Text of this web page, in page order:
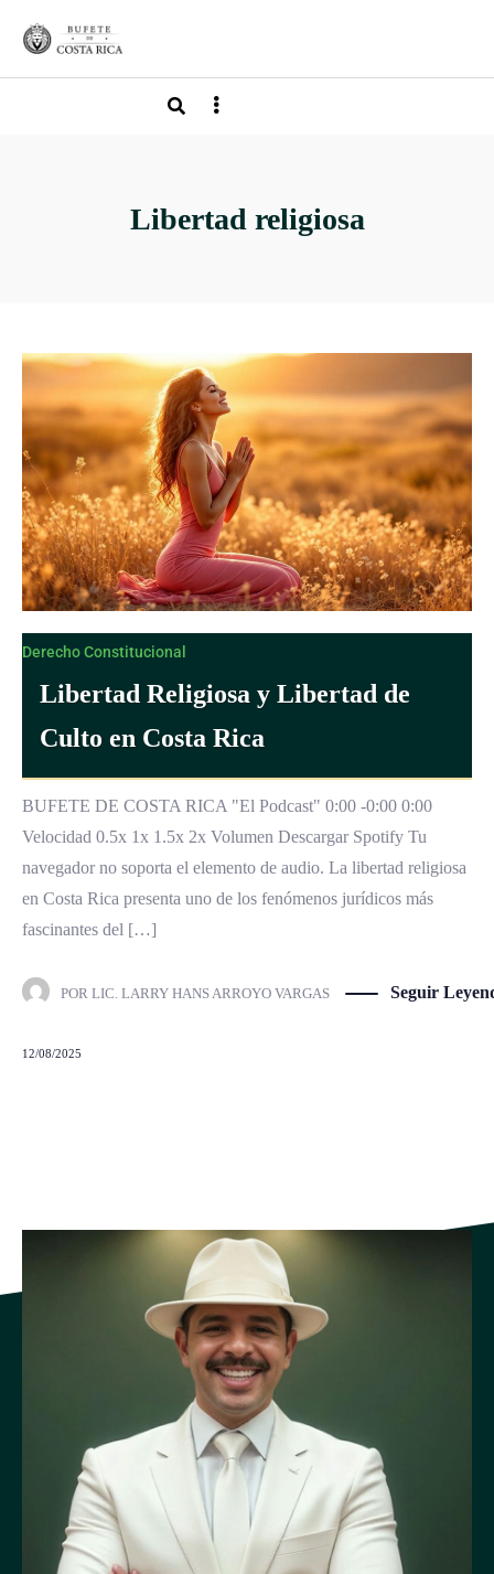
Libertad religiosa
Derecho Constitucional
Libertad Religiosa y Libertad de
Culto en Costa Rica
BUFETE DE COSTA RICA "El Podcast" 0:00 -0:00 0:00
Velocidad 0.5x 1x 1.5x 2x Volumen Descargar Spotify Tu
navegador no soporta el elemento de audio. La libertad religiosa
en Costa Rica presenta uno de los fenómenos jurídicos más
fascinantes del […]
POR LIC. LARRY HANS ARROYO VARGAS Seguir
12/08/2025